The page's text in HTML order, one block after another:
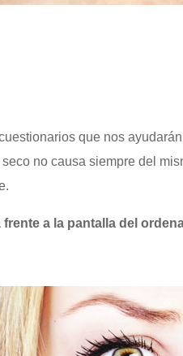
que nos
no causa siempre del
a la pantalla del